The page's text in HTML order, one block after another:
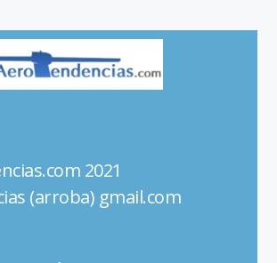
2021
(arroba) gmail.com